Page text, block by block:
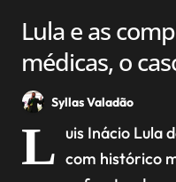
Lula e as
médicas, o
gravíssimo.
Syllas Valadão
L uis Inácio Lula
com histórico